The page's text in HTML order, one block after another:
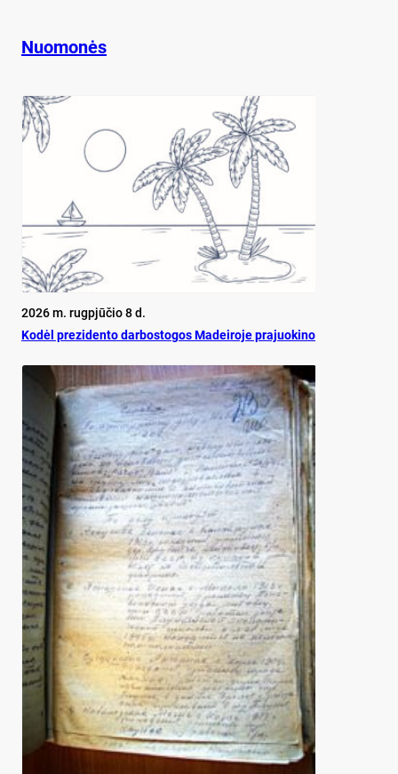
Nuomonės
2026 m. rugpjūčio 8 d.
Ko­dėl pre­zi­den­to dar­bos­to­gos Ma­dei­ro­je pra­juo­ki­no